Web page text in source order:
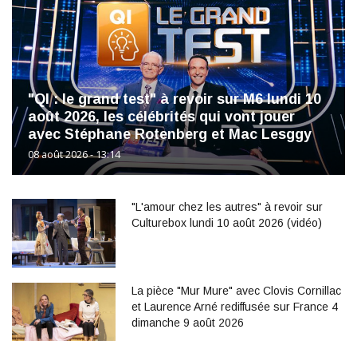
"QI : le grand test" à revoir sur M6 lundi 10
août 2026, les célébrités qui vont jouer
avec Stéphane Rotenberg et Mac Lesggy
08 août 2026 - 13:14
"L'amour chez les autres" à revoir sur
Culturebox lundi 10 août 2026 (vidéo)
La pièce "Mur Mure" avec Clovis Cornillac
et Laurence Arné rediffusée sur France 4
dimanche 9 août 2026